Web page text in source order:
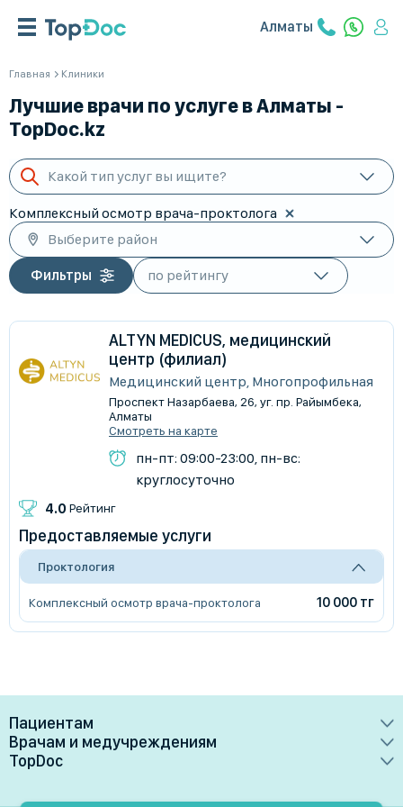
Алматы
Главная Клиники
Лучшие врачи по услуге в Алматы -
TopDoc.kz
Какой тип услуг вы ищите?
Комплексный осмотр врача-проктолога
Выберите район
Фильтры
ALTYN MEDICUS, медицинский
центр (филиал)
Медицинский центр, Многопрофильная
​Проспект Назарбаева, 26, уг. пр. Райымбека,
Алматы
Смотреть на карте
пн-пт: 09:00-23:00, пн-вс:
круглосуточно
4.0 Рейтинг
Предоставляемые услуги
Проктология
Комплексный осмотр врача-проктолога 10 000 тг
Пациентам
Врачи
Клиники
Врачам и медучреждениям
Преимущества
TopDoc